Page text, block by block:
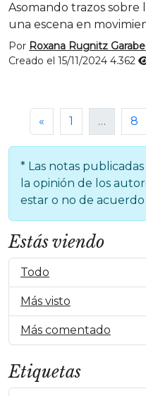
Asomando trazos sobre
una escena en
Por Roxana Rugnitz
Creado el 15/11/2024 4.362
« 1 … 8
* Las notas
la opinión de los
estar o no de acuerdo
Estás viendo
Todo
Más visto
Más comentado
Etiquetas